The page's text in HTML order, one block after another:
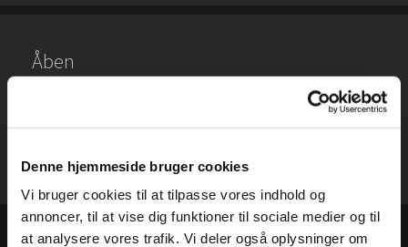
Denne hjemmeside bruger cookies
Vi bruger cookies til at tilpasse vores indhold og
annoncer, til at vise dig funktioner til sociale medier og til
at analysere vores trafik. Vi deler også oplysninger om
Åben